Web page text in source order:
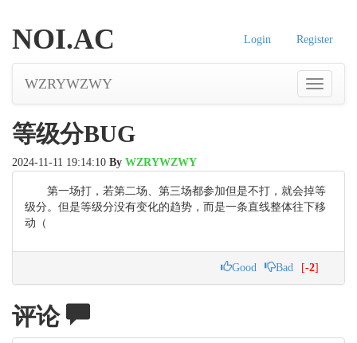
Login Register
NOI.AC
导
航
WZRYWZWY
等级分BUG
2024-11-11 19:14:10 By WZRYWZWY
第一场打，若第二场、第三场都参加但是不打，就会掉等
级分。但是等级分没有变化的趋势，而是一条直线整体往下移
动（
Good Bad [-2]
评论